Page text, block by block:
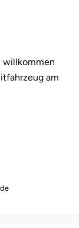
willkommen
am